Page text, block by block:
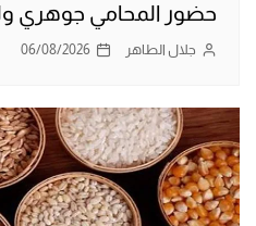
حضور المحامي جوهري
جلال الطاهر 06/08/2026